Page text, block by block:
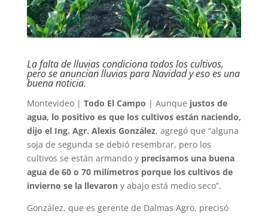
La falta de lluvias condiciona todos los cultivos,
pero se anuncian lluvias para Navidad y eso es una
buena noticia.
Montevideo | Todo El Campo | Aunque justos de
agua, lo positivo es que los cultivos están naciendo,
dijo el Ing. Agr. Alexis González, agregó que “alguna
soja de segunda se debió resembrar, pero los
cultivos se están armando y precisamos una buena
agua de 60 o 70 milímetros porque los cultivos de
invierno se la llevarony abajo está medio seco”.
González, que es gerente de Dalmas Agro, precisó